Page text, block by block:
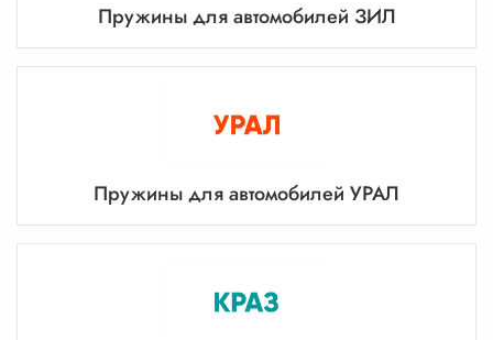
Пружины для автомобилей ЗИЛ
Пружины для автомобилей УРАЛ